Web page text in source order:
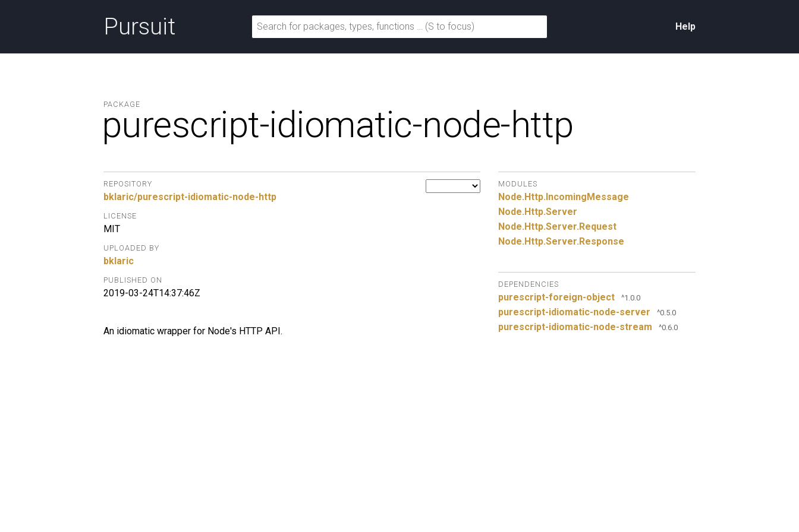
Pursuit Help
PACKAGE
purescript-idiomatic-node-http
REPOSITORY
bklaric/purescript-idiomatic-node-http
LICENSE
MIT
UPLOADED BY
bklaric
PUBLISHED ON
2019-03-24T14:37:46Z
An idiomatic wrapper for Node's HTTP API.
MODULES
Node.Http.IncomingMessage
Node.Http.Server
Node.Http.Server.Request
Node.Http.Server.Response
DEPENDENCIES
purescript-foreign-object ^1.0.0
purescript-idiomatic-node-server ^0.5.0
purescript-idiomatic-node-stream ^0.6.0